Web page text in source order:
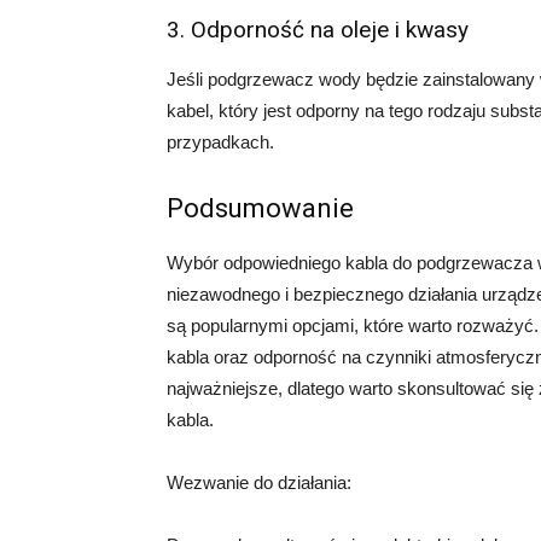
3. Odporność na oleje i kwasy
Jeśli podgrzewacz wody będzie
kabel, który jest odporny na tego rodzaju
przypadkach.
Podsumowanie
Wybór odpowiedniego kabla do
niezawodnego i bezpiecznego działania
są popularnymi opcjami, które warto
kabla oraz odporność na czynniki
najważniejsze, dlatego warto skonsultować
kabla.
Wezwanie do działania: